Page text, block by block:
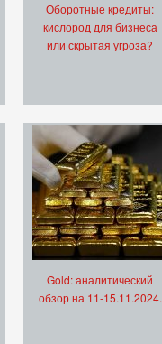
Оборотные кредиты:
кислород для бизнеса
или скрытая угроза?
Gold: аналитический
обзор на 11-15.11.2024.